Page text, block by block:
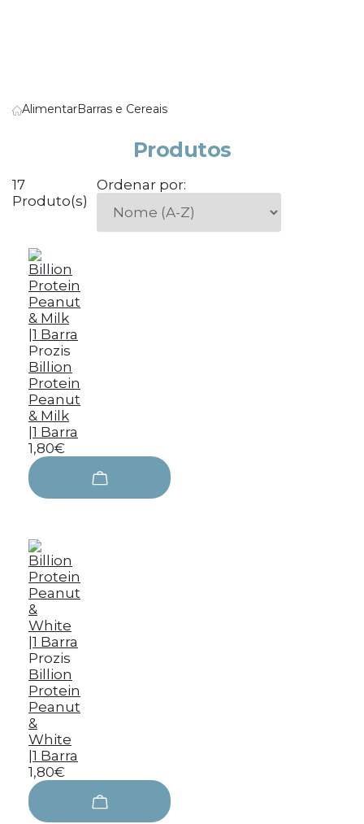
AlimentarBarras e Cereais
Produtos
17
Produto(s)
Ordenar por:
Prozis
Billion
Protein
Peanut
& Milk
|1 Barra
1,80€
Prozis
Billion
Protein
Peanut
&
White
|1 Barra
1,80€